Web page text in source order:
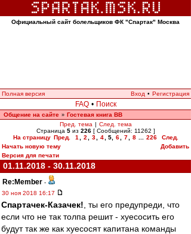
Официальный сайт болельщиков ФК "Спартак" Москва
Полная версия Вход • Регистрация
FAQ • Поиск
Общение на сайте » Гостевая книга ВВ
Пред. тема | След. тема
Страница 5из 226[ Сообщений: 11262 ]
На страницу Пред. 1 2 3 4 5, 6 7 8 226
След.
Начать новую тему
Добавить
Версия для печати
01.11.2018 - 30.11.2018
Re:Member -
30 ноя 2018 16:17
Спартачек-Казачек! , ты его предупреди, что
если что не так толпа решит - хуесосить его
будут так же как хуесосят капитана команды